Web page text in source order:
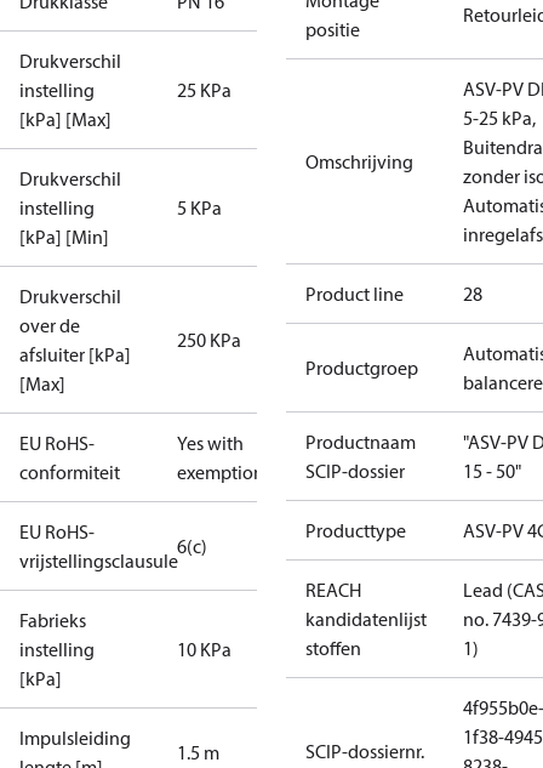
Drukverschil
instelling
[kPa] [Max]
25 KPa
Drukverschil
instelling
[kPa] [Min]
5 KPa
Drukverschil
over de
afsluiter [kPa]
[Max]
250 KPa
EU RoHS-
conformiteit
Yes with
exemptions
EU RoHS-
vrijstellingsclausule
6(c)
Fabrieks
instelling
[kPa]
10 KPa
Impulsleiding
1.5 m
positie
Omschrijving
ASV-PV
5-25 kPa,
zonder
Product line 28
Productgroep
Productnaam
SCIP-dossier
"ASV-PV
15 - 50"
Producttype ASV-PV
REACH
kandidatenlijst
stoffen
Lead
no. 7439-
1)
SCIP-dossiernr.
4f955b0e-
1f38-